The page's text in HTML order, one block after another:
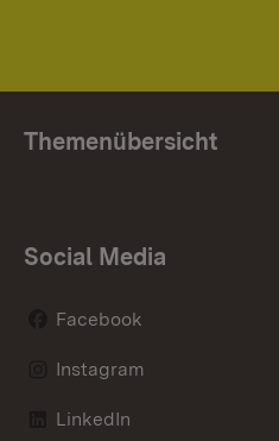
Themenübersicht
Social Media
Facebook
Instagram
LinkedIn